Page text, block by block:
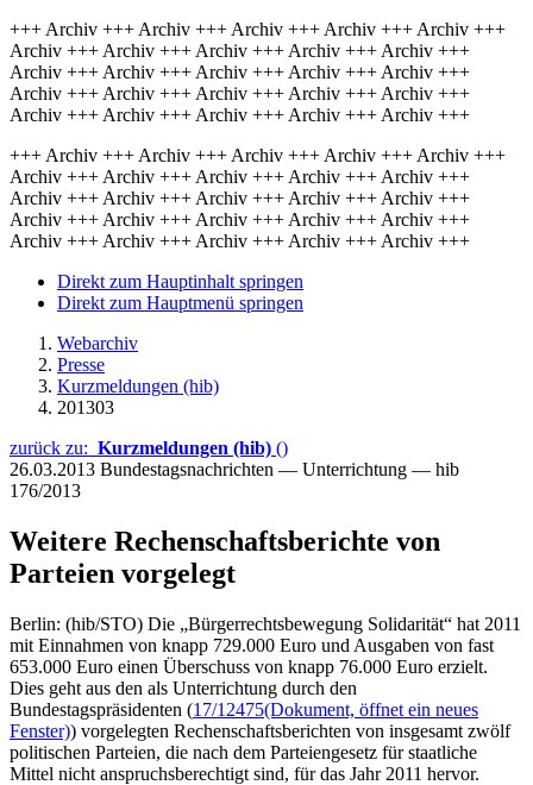
+++ Archiv +++ Archiv +++ Archiv +++ Archiv +++ Archiv +++
Archiv +++ Archiv +++ Archiv +++ Archiv +++ Archiv +++
Archiv +++ Archiv +++ Archiv +++ Archiv +++ Archiv +++
Archiv +++ Archiv +++ Archiv +++ Archiv +++ Archiv +++
Archiv +++ Archiv +++ Archiv +++ Archiv +++ Archiv +++
+++ Archiv +++ Archiv +++ Archiv +++ Archiv +++ Archiv +++
Archiv +++ Archiv +++ Archiv +++ Archiv +++ Archiv +++
Archiv +++ Archiv +++ Archiv +++ Archiv +++ Archiv +++
Archiv +++ Archiv +++ Archiv +++ Archiv +++ Archiv +++
Archiv +++ Archiv +++ Archiv +++ Archiv +++ Archiv +++
Direkt zum Hauptinhalt springen
Direkt zum Hauptmenü springen
Webarchiv
Presse
Kurzmeldungen (hib)
201303
zurück zu: Kurzmeldungen (hib) ()
26.03.2013 Bundestagsnachrichten — Unterrichtung — hib
176/2013
Weitere Rechenschaftsberichte von
Parteien vorgelegt
Berlin: (hib/STO) Die „Bürgerrechtsbewegung Solidarität“ hat 2011
mit Einnahmen von knapp 729.000 Euro und Ausgaben von fast
653.000 Euro einen Überschuss von knapp 76.000 Euro erzielt.
Dies geht aus den als Unterrichtung durch den
Bundestagspräsidenten (17/12475(Dokument, öffnet ein neues
Fenster)) vorgelegten Rechenschaftsberichten von insgesamt zwölf
politischen Parteien, die nach dem Parteiengesetz für staatliche
Mittel nicht anspruchsberechtigt sind, für das Jahr 2011 hervor.